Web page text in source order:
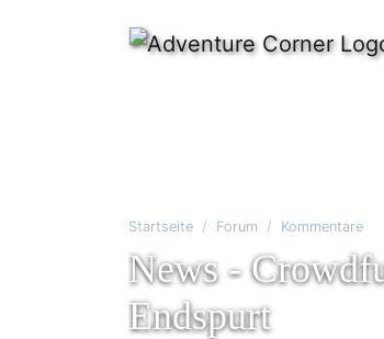
Startseite Forum Kommentare
News -
Endspurt